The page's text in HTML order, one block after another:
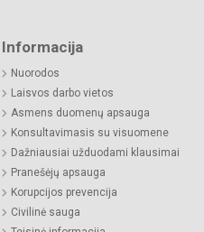
Informacija
Nuorodos
Laisvos darbo vietos
Asmens duomenų apsauga
Konsultavimasis su visuomene
Dažniausiai užduodami klausimai
Pranešėjų apsauga
Korupcijos prevencija
Civilinė sauga